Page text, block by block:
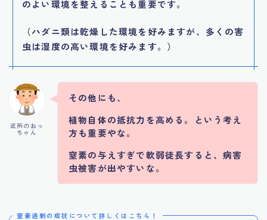
のよい環境を整えることも重要です。
（ハダニ類は乾燥した環境を好みますが、多くの害
虫は湿度の高い環境を好みます。）
近所のおっ
ちゃん
その他にも、
植物自体の抵抗力を高める。という考え
方も重要やな。
窒素の与えすぎで軟弱徒長すると、病害
虫被害が出やすいな。
窒素過剰の症状について詳しくはこちら！